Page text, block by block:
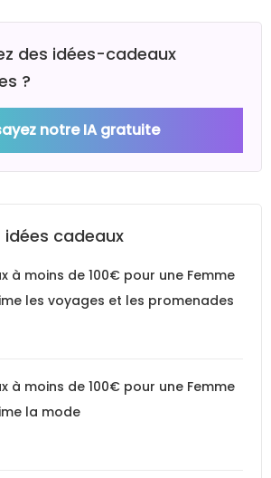
des idées-cadeaux
?
notre IA gratuite
idées cadeaux
à moins de 100€ pour une Femme
les voyages et les promenades
à moins de 100€ pour une Femme
la mode